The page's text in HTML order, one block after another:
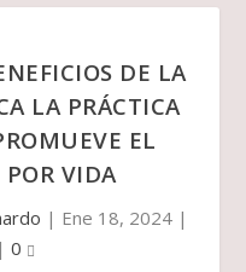
DE LA
LA PRÁCTICA
EL
POR VIDA
| Ene 18, 2024|
| 0